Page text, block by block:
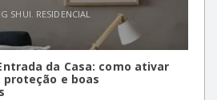
SHUI, RESIDENCIAL
da Casa: como ativar
e boas